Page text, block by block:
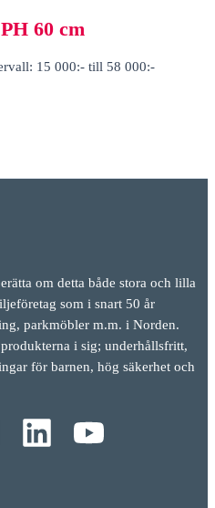
60 cm
15 000:- till 58 000:-
om detta både stora och lilla
som i snart 50 år
parkmöbler m.m. i Norden.
i sig; underhållsfritt,
för barnen, hög säkerhet och